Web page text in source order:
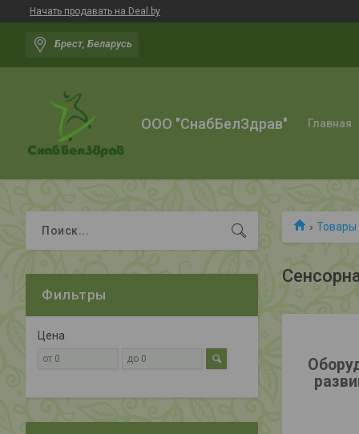
Начать продавать на Deal.by
Брест, Беларусь
ООО "СнабБелЗдрав" Главная
Товары
Фильтры
Цена